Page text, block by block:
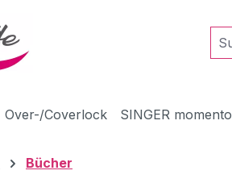
Over-/Coverlock SINGER momento
Bücher